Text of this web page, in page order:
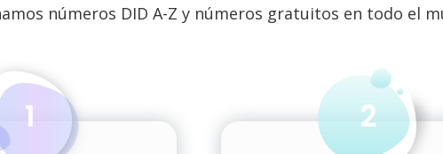
números DID A-Z y números gratuitos en todo el